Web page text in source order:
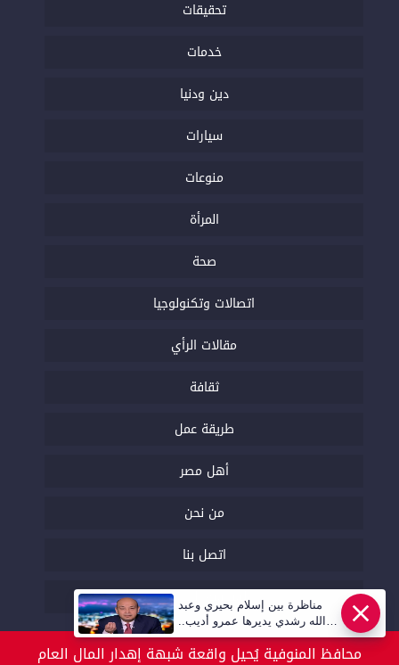
تحقيقات
خدمات
دين ودنيا
سيارات
منوعات
المرأة
صحة
اتصالات وتكنولوجيا
مقالات الرأي
ثقافة
طريقة عمل
أهل مصر
من نحن
اتصل بنا
السياسة التحريرية
عاجل
محافظ المنوفية يُحيل واقعة شبهة إهدار المال العام
مناظرة بين إسلام بحيري وعبد
الله رشدي يديرها عمرو أديب..
قريبا | أهل مصر